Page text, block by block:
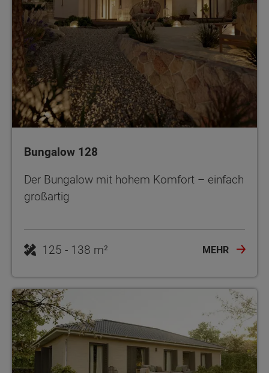
Bungalow 128
Der Bungalow mit hohem Komfort – einfach
großartig
125 - 138 m² MEHR